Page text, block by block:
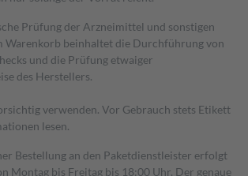
Prüfung der Arzneimittel und sonstigen
Warenkorb beinhaltet die Durchführung von
und die Prüfung etwaiger
des Herstellers.
verwenden. Vor Gebrauch stets Etikett
lesen.
Bestellung an den Paketdienstleister erfolgt
Montag bis Freitag bis 18:00 Uhr. Der genaue